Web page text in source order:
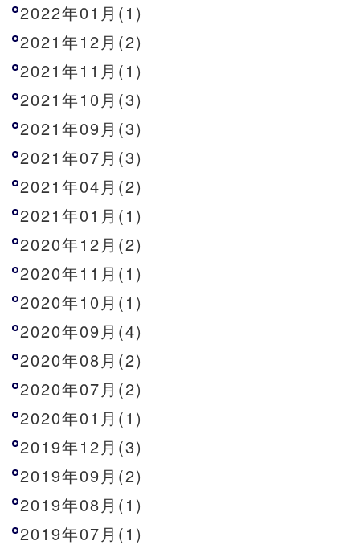
2022年01月(1)
2021年12月(2)
2021年11月(1)
2021年10月(3)
2021年09月(3)
2021年07月(3)
2021年04月(2)
2021年01月(1)
2020年12月(2)
2020年11月(1)
2020年10月(1)
2020年09月(4)
2020年08月(2)
2020年07月(2)
2020年01月(1)
2019年12月(3)
2019年09月(2)
2019年08月(1)
2019年07月(1)